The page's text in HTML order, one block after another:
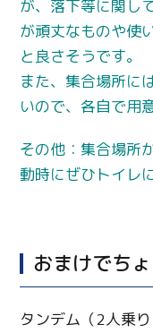
が、落下等に関し
が頑丈なものや使
と良さそうです。
また、集合場所に
いので、各自で用
その他：集合場所
動時にぜひトイレ
おまけでち
タンデム（2人乗